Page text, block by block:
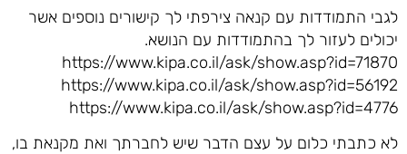
לגבי התמודדות עם קנאה צירפתי לך קישורים נוספים אשר
יכולים לעזור לך בהתמודדות עם הנושא.
https://www.kipa.co.il/ask/show.asp?id=71870
https://www.kipa.co.il/ask/show.asp?id=56192
https://www.kipa.co.il/ask/show.asp?id=4776
לא כתבתי כלום על עצם הדבר שיש לחברתך ואת מקנאת בו,